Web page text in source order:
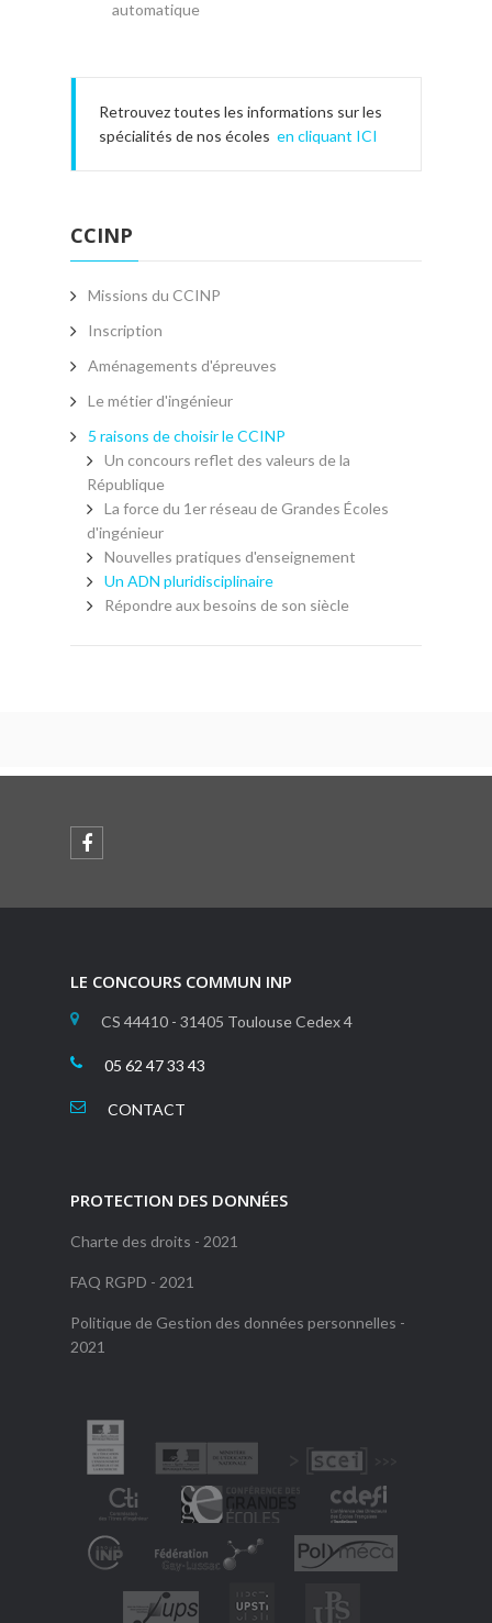
automatique
Retrouvez toutes les informations sur les
spécialités de nos écoles en cliquant ICI
CCINP
Missions du CCINP
Inscription
Aménagements d'épreuves
Le métier d'ingénieur
5 raisons de choisir le CCINP
Un concours reflet des valeurs de la
République
La force du 1er réseau de Grandes Écoles
d'ingénieur
Nouvelles pratiques d'enseignement
Un ADN pluridisciplinaire
Répondre aux besoins de son siècle
LE CONCOURS COMMUN INP
CS 44410 - 31405 Toulouse Cedex 4
05 62 47 33 43
CONTACT
PROTECTION DES DONNÉES
Charte des droits - 2021
FAQ RGPD - 2021
Politique de Gestion des données personnelles -
2021